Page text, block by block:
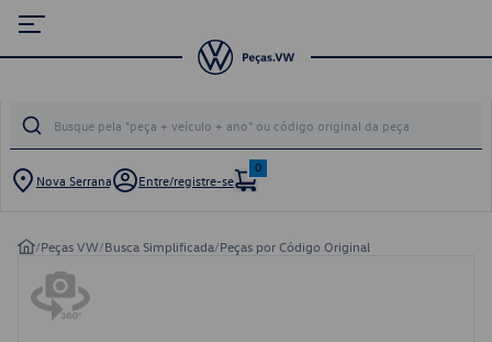
Nova Serrana Entre/registre-se
0
/Peças VW/Busca Simplificada/Peças por Código Original